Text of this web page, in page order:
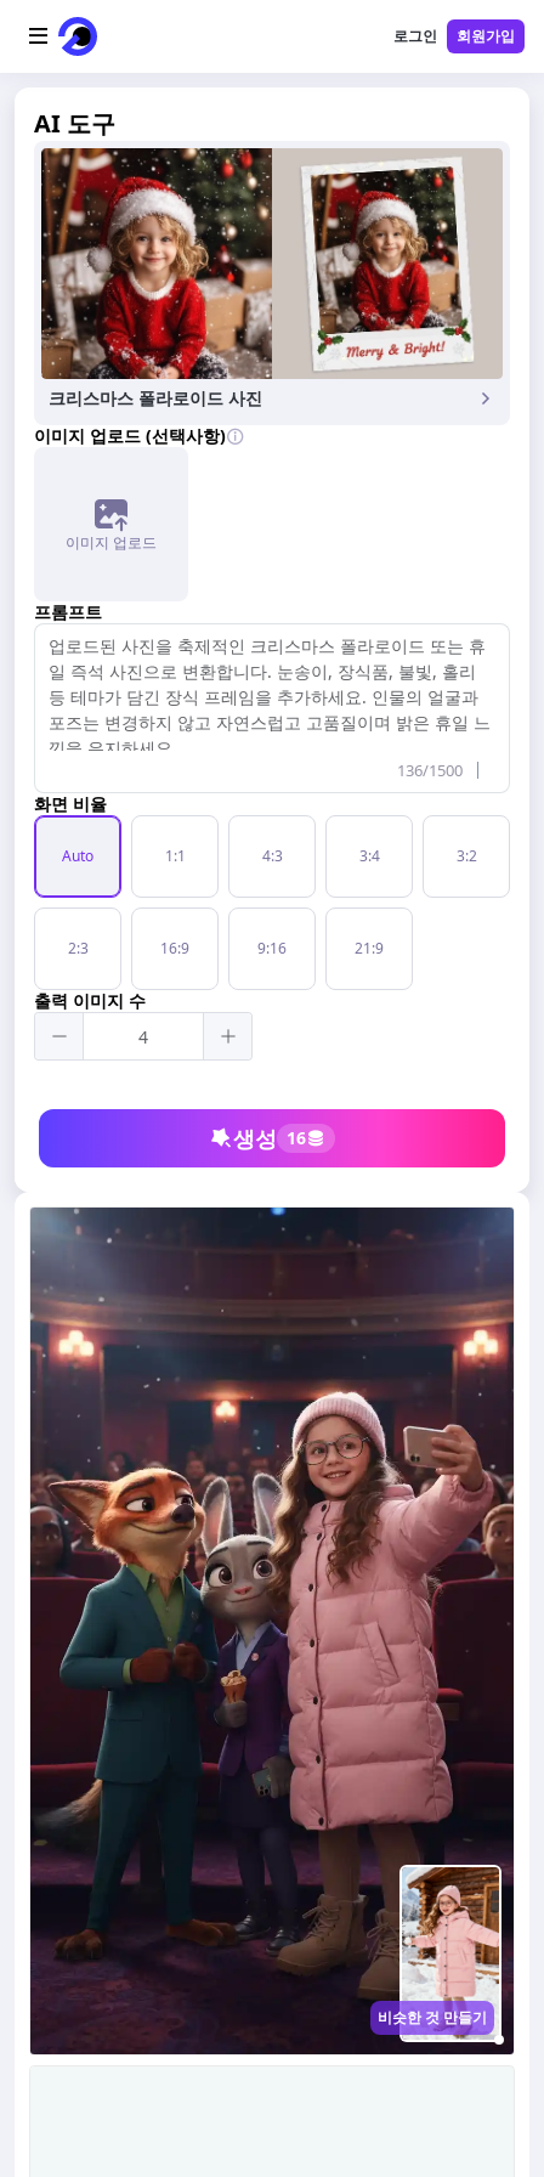
홈
AI 로고
AI 이미지
AI 비디오
AI 도구
가격
무료 도구
로그인 회원가입
AI 도구
크리스마스 폴라로이드 사진
이미지 업로드 (선택사항)
이미지 업로드
프롬프트
136/1500
화면 비율
Auto 1:1 4:3 3:4 3:2
2:3 16:9 9:16 21:9
출력 이미지 수
생성 16
비슷한 것 만들기